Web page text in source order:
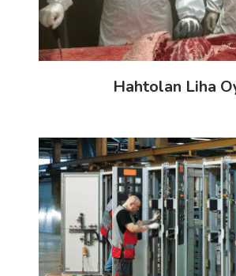
Hahtolan Liha